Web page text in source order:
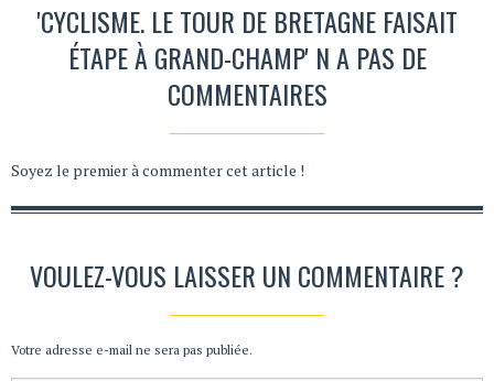
'CYCLISME. LE TOUR DE BRETAGNE FAISAIT
ÉTAPE À GRAND-CHAMP' N A PAS DE
COMMENTAIRES
Soyez le premier à commenter cet article !
VOULEZ-VOUS LAISSER UN COMMENTAIRE ?
Votre adresse e-mail ne sera pas publiée.